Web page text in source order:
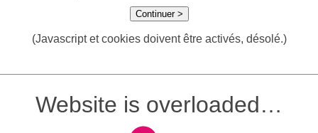
Continuer >
(Javascript et cookies doivent être activés, désolé.)
Website is overloaded…